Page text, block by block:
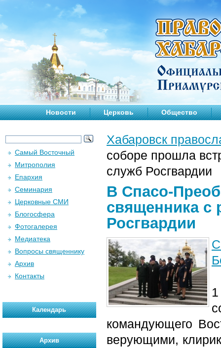
Новости Церковь Общество
Хабаровск
соборе прошла
служб Росгвардии
В Спасо-
священника с
Росгвардии
командующего
верующими,
Самый Восточный
Митрополия
Епархия
Семинария
Церковные СМИ
Блогосфера
Фотогалерея
Медиатека
Вопросы священнику
Архив
Контакты
Календарь
Архив